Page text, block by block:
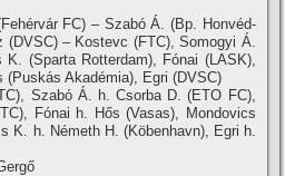
FC) – Szabó Á. (Bp. Honvéd-
(DVSC) – Kostevc (FTC), Somogyi Á.
(Sparta Rotterdam), Fónai (LASK),
Akadémia), Egri (DVSC)
Szabó Á. h. Csorba D. (ETO FC),
Fónai h. Hős (Vasas), Mondovics
K. h. Németh H. (Köbenhavn), Egri h.